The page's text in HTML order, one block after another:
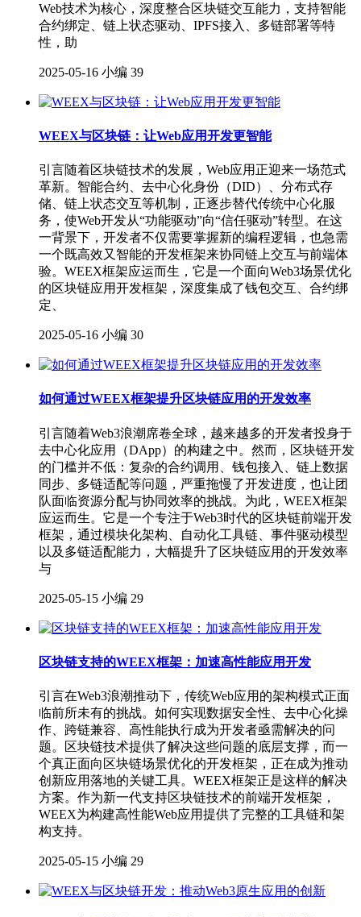
Web技术为核心，深度整合区块链交互能力，支持智能
合约绑定、链上状态驱动、IPFS接入、多链部署等特
性，助
2025-05-16 小编 39
WEEX与区块链：让Web应用开发更智能
引言随着区块链技术的发展，Web应用正迎来一场范式
革新。智能合约、去中心化身份（DID）、分布式存
储、链上状态交互等机制，正逐步替代传统中心化服
务，使Web开发从“功能驱动”向“信任驱动”转型。在这
一背景下，开发者不仅需要掌握新的编程逻辑，也急需
一个既高效又智能的开发框架来协同链上交互与前端体
验。WEEX框架应运而生，它是一个面向Web3场景优化
的区块链应用开发框架，深度集成了钱包交互、合约绑
定、
2025-05-16 小编 30
如何通过WEEX框架提升区块链应用的开发效率
引言随着Web3浪潮席卷全球，越来越多的开发者投身于
去中心化应用（DApp）的构建之中。然而，区块链开发
的门槛并不低：复杂的合约调用、钱包接入、链上数据
同步、多链适配等问题，严重拖慢了开发进度，也让团
队面临资源分配与协同效率的挑战。为此，WEEX框架
应运而生。它是一个专注于Web3时代的区块链前端开发
框架，通过模块化架构、自动化工具链、事件驱动模型
以及多链适配能力，大幅提升了区块链应用的开发效率
与
2025-05-15 小编 29
区块链支持的WEEX框架：加速高性能应用开发
引言在Web3浪潮推动下，传统Web应用的架构模式正面
临前所未有的挑战。如何实现数据安全性、去中心化操
作、跨链兼容、高性能执行成为开发者亟需解决的问
题。区块链技术提供了解决这些问题的底层支撑，而一
个真正面向区块链场景优化的开发框架，正在成为推动
创新应用落地的关键工具。WEEX框架正是这样的解决
方案。作为新一代支持区块链技术的前端开发框架，
WEEX为构建高性能Web应用提供了完整的工具链和架
构支持。
2025-05-15 小编 29